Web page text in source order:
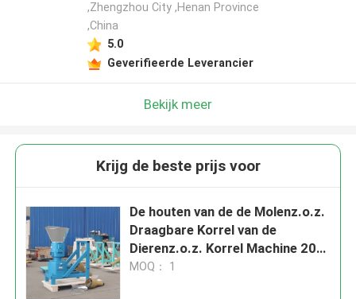
,Zhengzhou City ,Henan Province
,China
5.0
Geverifieerde Leverancier
Bekijk meer
Krijg de beste prijs voor
De houten van de de Molenz.o.z.
Draagbare Korrel van de
Dierenz.o.z. Korrel Machine 200-
1200kg/H
MOQ： 1